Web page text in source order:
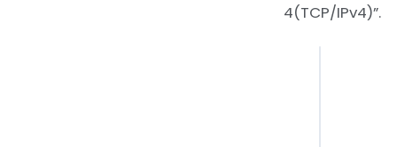
4(TCP/IPv4)”.